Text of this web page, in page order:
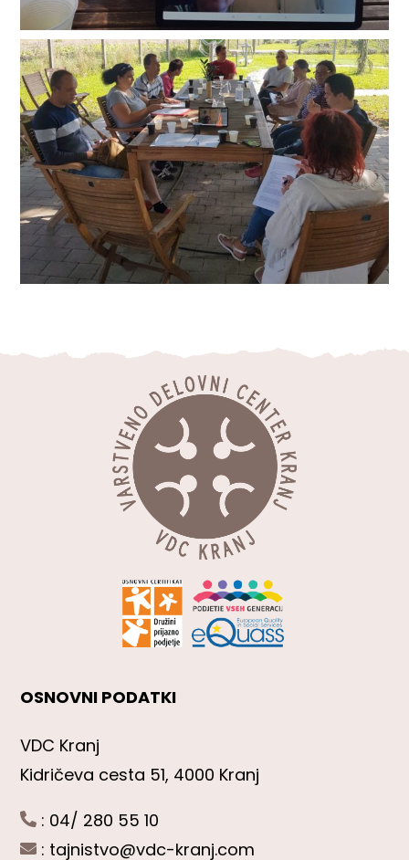
OSNOVNI PODATKI
VDC Kranj
Kidričeva cesta 51, 4000 Kranj
: 04/ 280 55 10
: tajnistvo@vdc-kranj.com